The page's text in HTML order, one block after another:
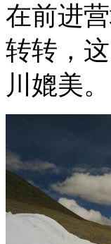
在前进
转转，
川媲美。